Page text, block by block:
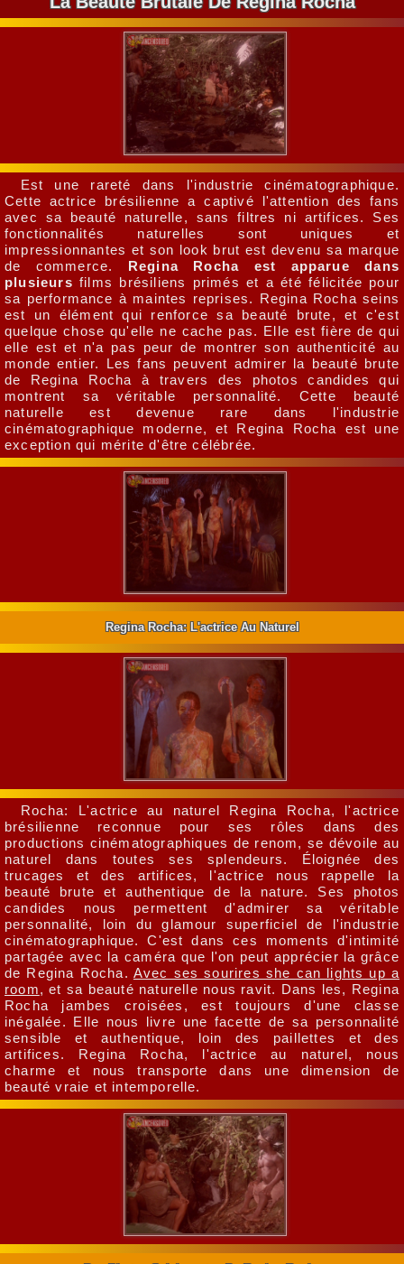
Est une rareté dans l'industrie cinématographique.
Cette actrice brésilienne a captivé l'attention des fans
avec sa beauté naturelle, sans filtres ni artifices. Ses
fonctionnalités naturelles sont uniques et
impressionnantes et son look brut est devenu sa marque
de commerce.
Regina Rocha est apparue dans
plusieurs films brésiliens primés et a été félicitée pour
sa performance à maintes reprises. Regina Rocha seins
est un élément qui renforce sa beauté brute, et c'est
quelque chose qu'elle ne cache pas. Elle est fière de qui
elle est et n'a pas peur de montrer son authenticité au
monde entier. Les fans peuvent admirer la beauté brute
de Regina Rocha à travers des photos candides qui
montrent sa véritable personnalité. Cette beauté
naturelle est devenue rare dans l'industrie
cinématographique moderne, et Regina Rocha est une
exception qui mérite d'être célébrée.
Regina Rocha: L'actrice Au Naturel
Rocha: L'actrice au naturel Regina Rocha, l'actrice
brésilienne reconnue pour ses rôles dans des
productions cinématographiques de renom, se dévoile au
naturel dans toutes ses splendeurs. Éloignée des
trucages et des artifices, l'actrice nous rappelle la
beauté brute et authentique de la nature. Ses photos
candides nous permettent d'admirer sa véritable
personnalité, loin du glamour superficiel de l'industrie
cinématographique. C'est dans ces moments d'intimité
partagée avec la caméra que l'on peut apprécier la grâce
de Regina Rocha. Avec ses sourires she can lights up a
room, et sa beauté naturelle nous ravit. Dans les, Regina
Rocha jambes croisées, est toujours d'une classe
inégalée. Elle nous livre une facette de sa personnalité
sensible et authentique, loin des paillettes et des
artifices. Regina Rocha, l'actrice au naturel, nous
charme et nous transporte dans une dimension de
beauté vraie et intemporelle.